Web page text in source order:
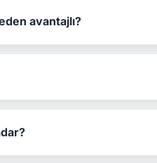
avantajlı?